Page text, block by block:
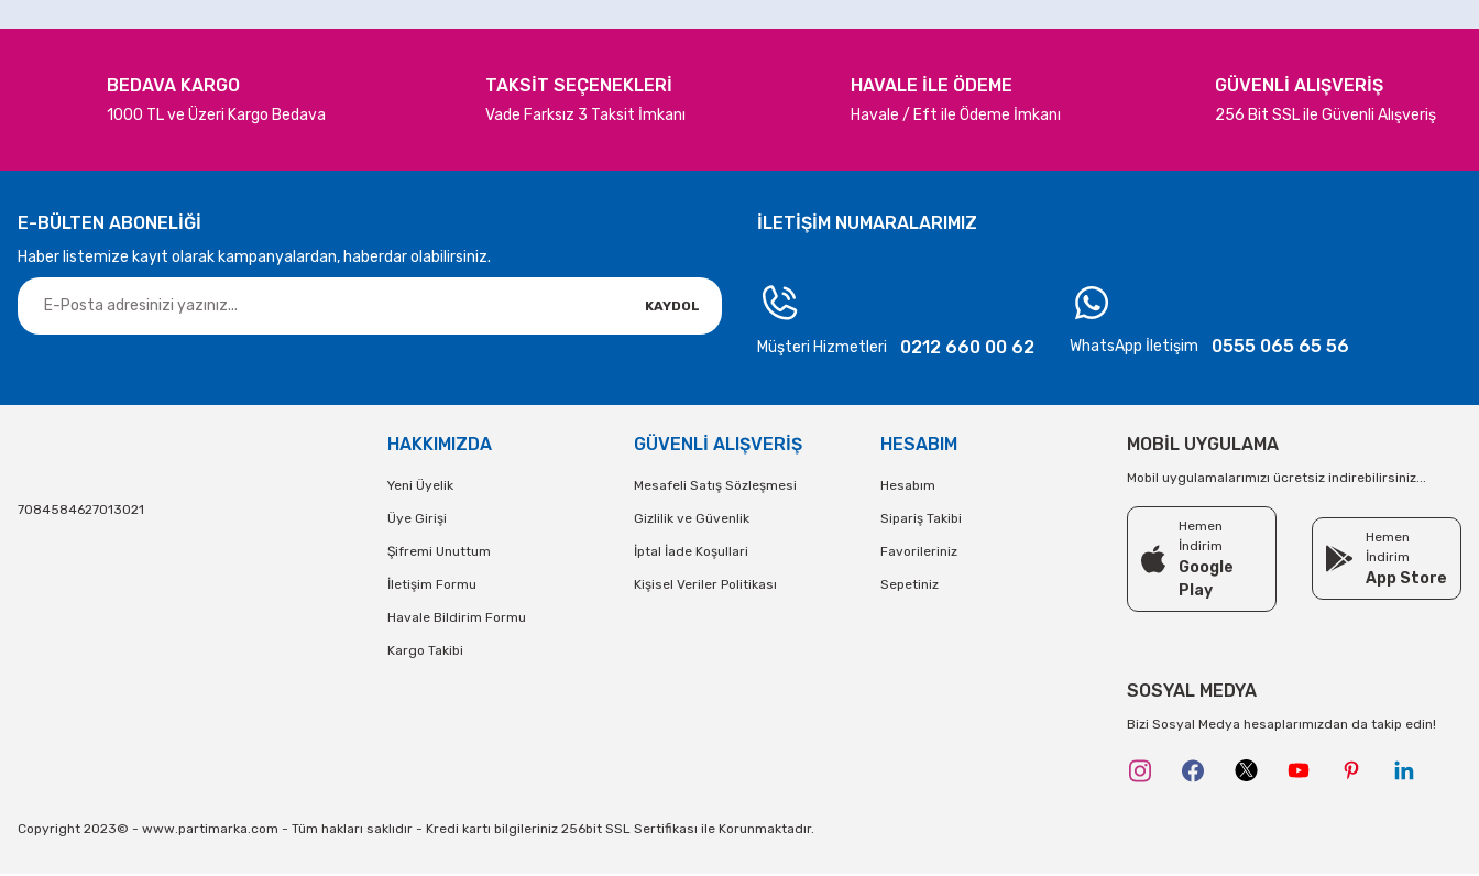
BEDAVA KARGO
1000 TL ve Üzeri Kargo Bedava
TAKSİT SEÇENEKLERİ
Vade Farksız 3 Taksit İmkanı
HAVALE İLE ÖDEME
Havale / Eft ile Ödeme İmkanı
GÜVENLİ ALIŞVERİŞ
256 Bit SSL ile Güvenli Alışveriş
E-BÜLTEN ABONELİĞİ
Haber listemize kayıt olarak kampanyalardan, haberdar olabilirsiniz.
KAYDOL
İLETİŞİM NUMARALARIMIZ
Müşteri Hizmetleri 0212 660 00 62 WhatsApp İletişim 0555 065 65 56
7084584627013021
HAKKIMIZDA
Yeni Üyelik
Üye Girişi
Şifremi Unuttum
İletişim Formu
Havale Bildirim Formu
Kargo Takibi
GÜVENLİ ALIŞVERİŞ
Mesafeli Satış Sözleşmesi
Gizlilik ve Güvenlik
İptal İade Koşullari
Kişisel Veriler Politikası
HESABIM
Hesabım
Sipariş Takibi
Favorileriniz
Sepetiniz
MOBİL UYGULAMA
Mobil uygulamalarımızı ücretsiz indirebilirsiniz...
Hemen
İndirim
Google
Play
Hemen
İndirim
App Store
SOSYAL MEDYA
Bizi Sosyal Medya hesaplarımızdan da takip edin!
Copyright 2023© - www.partimarka.com - Tüm hakları saklıdır - Kredi kartı bilgileriniz 256bit SSL Sertifikası ile Korunmaktadır.